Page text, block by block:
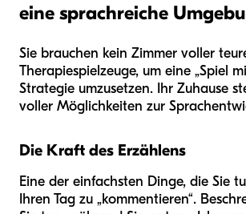
eine sprachreiche
Sie brauchen kein Zimmer voller
Therapiespielzeuge, um eine „Spiel
Strategie umzusetzen. Ihr Zuhause
voller Möglichkeiten zur
Die Kraft des Erzählens
Eine der einfachsten Dinge, die Sie
Ihren Tag zu „kommentieren“.